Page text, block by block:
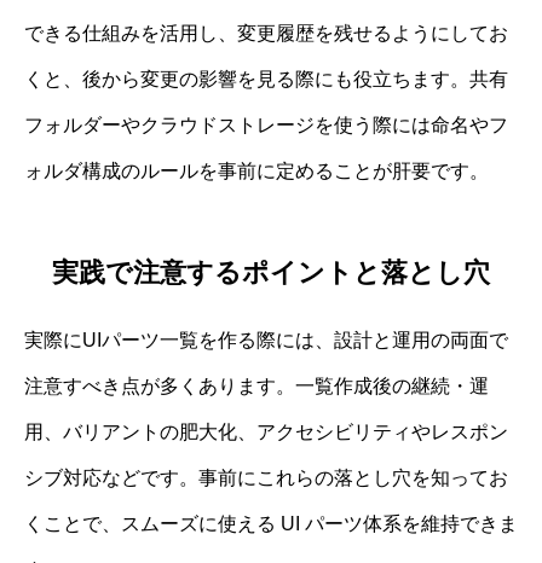
できる仕組みを活用し、変更履歴を残せるようにしてお
くと、後から変更の影響を見る際にも役立ちます。共有
フォルダーやクラウドストレージを使う際には命名やフ
ォルダ構成のルールを事前に定めることが肝要です。
実践で注意するポイントと落とし穴
実際にUIパーツ一覧を作る際には、設計と運用の両面で
注意すべき点が多くあります。一覧作成後の継続・運
用、バリアントの肥大化、アクセシビリティやレスポン
シブ対応などです。事前にこれらの落とし穴を知ってお
くことで、スムーズに使える UI パーツ体系を維持できま